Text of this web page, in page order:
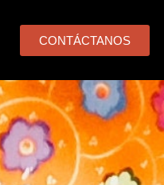
CONTÁCTANOS